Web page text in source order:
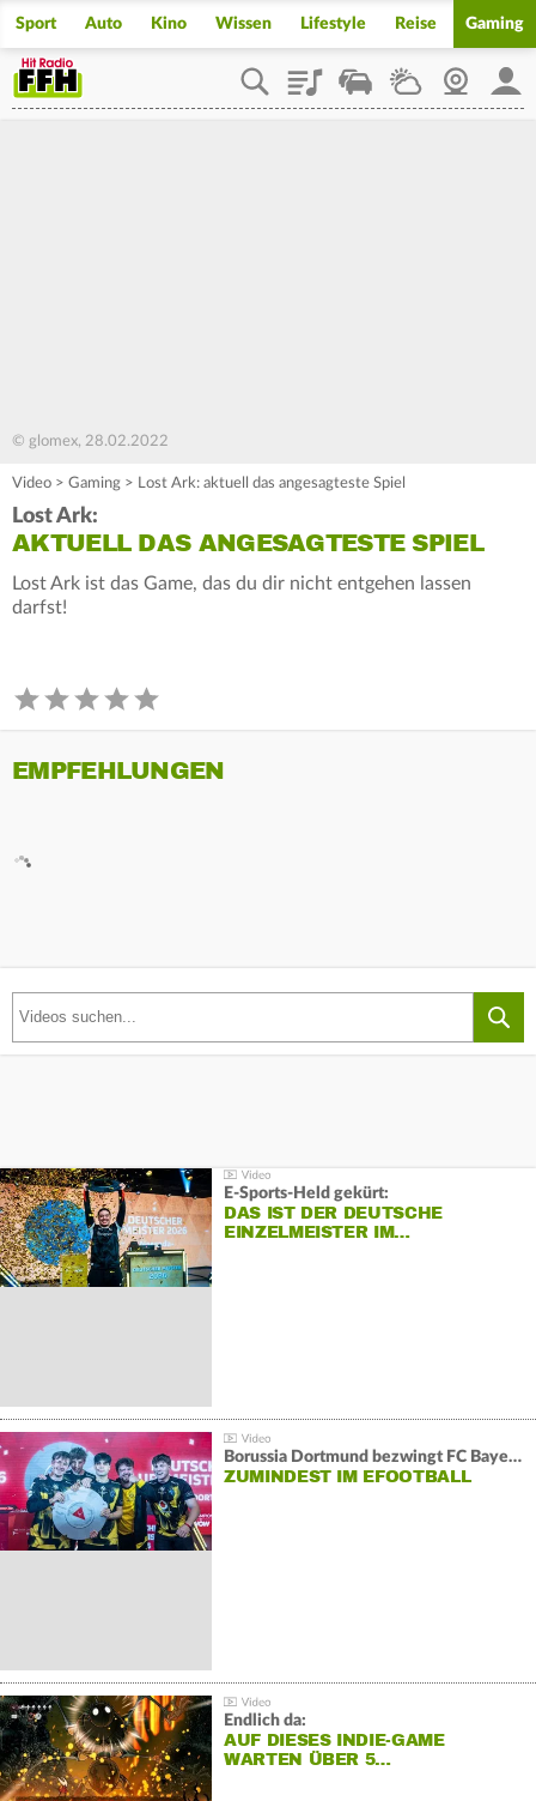
Sport Auto Kino Wissen Lifestyle Reise Gaming
PlaylistStaupilotWetterWebcam
© glomex, 28.02.2022
Video > Gaming > Lost Ark: aktuell das angesagteste Spiel
Lost Ark:
AKTUELL DAS ANGESAGTESTE SPIEL
Lost Ark ist das Game, das du dir nicht entgehen lassen
darfst!
EMPFEHLUNGEN
E-Sports-Held gekürt:
DAS IST DER DEUTSCHE
EINZELMEISTER IM…
Borussia Dortmund bezwingt FC Bayern und gewinnt die Meisterschaft
ZUMINDEST IM EFOOTBALL
Endlich da:
AUF DIESES INDIE-GAME
WARTEN ÜBER 5…